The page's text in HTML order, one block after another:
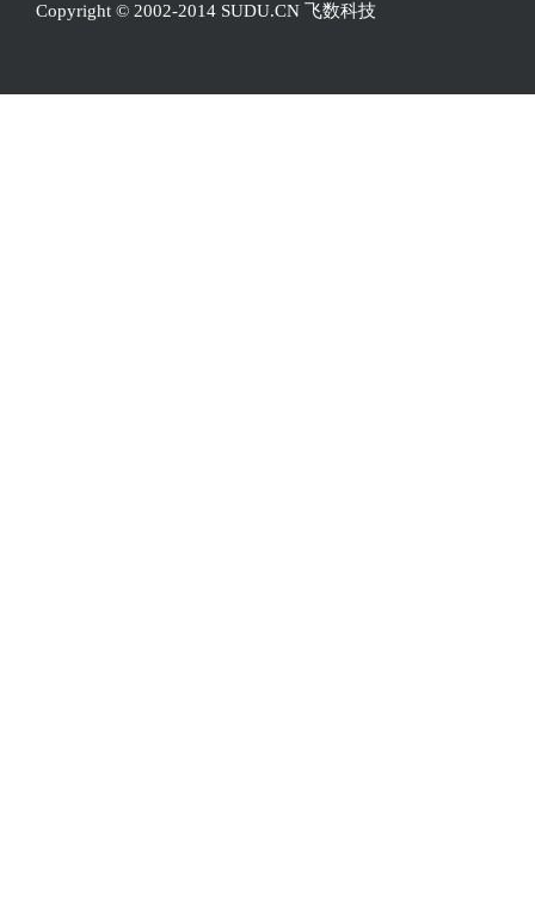
Copyright © 2002-2014 SUDU.CN 飞数科技